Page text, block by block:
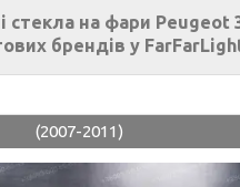
стекла на фари
брендів у
(2007-2011)